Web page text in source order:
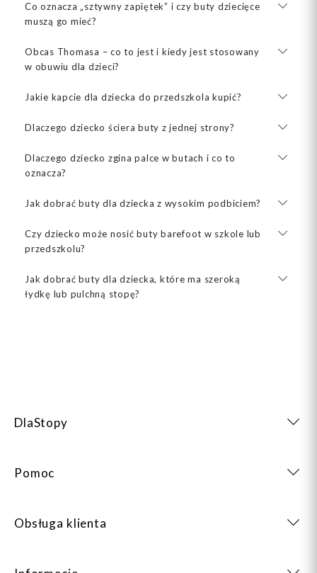
Co oznacza „sztywny zapiętek” i czy buty dziecięce
muszą go mieć?
Obcas Thomasa – co to jest i kiedy jest stosowany
w obuwiu dla dzieci?
Jakie kapcie dla dziecka do przedszkola kupić?
Dlaczego dziecko ściera buty z jednej strony?
Dlaczego dziecko zgina palce w butach i co to
oznacza?
Jak dobrać buty dla dziecka z wysokim podbiciem?
Czy dziecko może nosić buty barefoot w szkole lub
przedszkolu?
Jak dobrać buty dla dziecka, które ma szeroką
łydkę lub pulchną stopę?
DlaStopy
Pomoc
Obsługa klienta